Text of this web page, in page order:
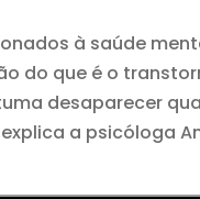
à saúde
do que é o
desaparecer
a psicóloga